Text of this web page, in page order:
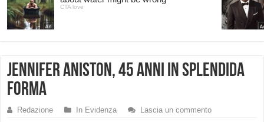
Jennifer Aniston, 45 anni in splendida
forma
Redazione In Evidenza Lascia un commento